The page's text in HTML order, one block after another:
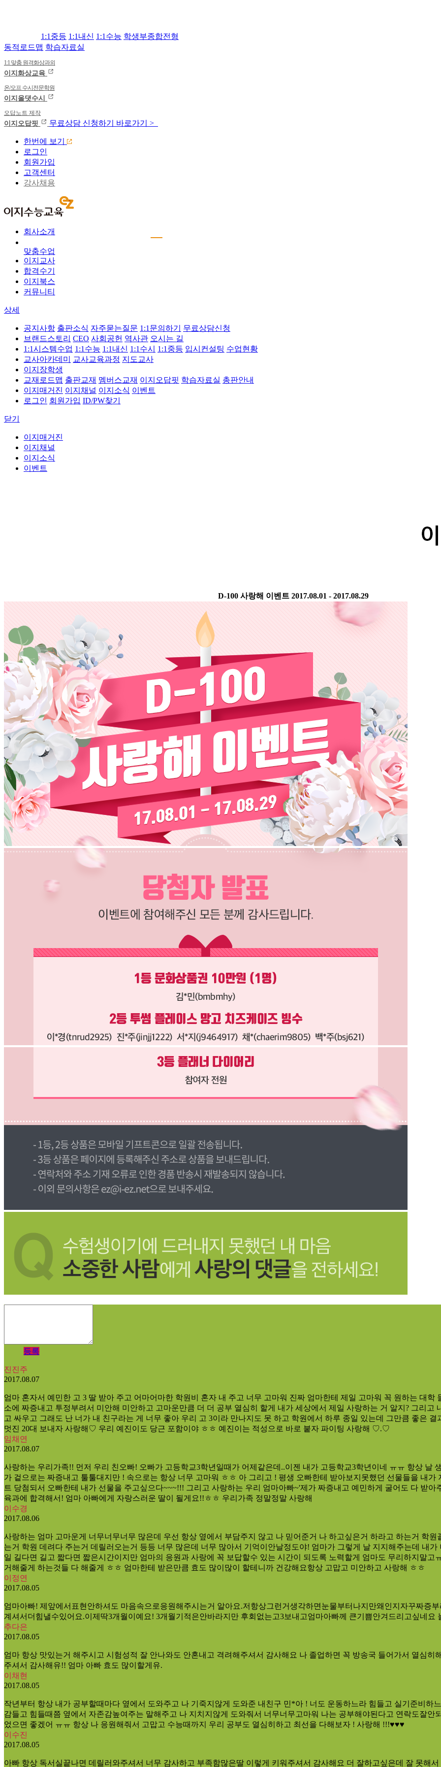
1:1중등 1:1내신 1:1수능 학생부종합전형
동적로드맵 학습자료실
1:1 맞춤 원격화상과외
이지화상교육
온/오프 수시전문학원
이지올댓수시
오답노트 제작
이지오답핏 무료상담 신청하기 바로가기 >
한번에 보기
로그인
회원가입
고객센터
강사채용
회사소개
맞춤수업
이지교사
합격수기
이지북스
커뮤니티
상세
공지사항 출판소식 자주묻는질문 1:1문의하기
무료상담신청
브랜드스토리 CEO 사회공헌 역사관 오시는 길
1:1시스템수업 1:1수능 1:1내신 1:1수시 1:1중등 입시컨설팅 수업현황
교사아카데미
교사교육과정 지도교사
이지장학생
교재로드맵 출판교재 멤버스교재 이지오답핏 학습자료실 총판안내
이지매거진 이지채널 이지소식 이벤트
로그인 회원가입 ID/PW찾기
닫기
이지매거진
이지채널
이지소식
이벤트
D-100 사랑해 이벤트 2017.08.01 - 2017.08.29
등록
진진주
2017.08.07
엄마 혼자서 예민한 고 3 딸 받아 주고 어마어마한 학원비 혼자 내 주고 너무 고마워 진짜 엄마한테 제일 고마워 꼭 원하는 대
소에 짜증내고 투정부려서 미안해 미안하고 고마운만큼 더 더 공부 열심히 할게 내가 세상에서 제일 사랑하는 거 알지? 그리고
고 싸우고 그래도 난 너가 내 친구라는 게 너무 좋아 우리 고 3이라 만나지도 못 하고 학원에서 하루 종일 있는데 그만큼 좋은
멋진 20대 보내자 사랑해♡ 우리 예진이도 당근 포함이야 ㅎㅎ 예진이는 적성으로 바로 붙자 파이팅 사랑해 ♡.♡
임채연
2017.08.07
사랑하는 우리가족!! 먼저 우리 친오빠! 오빠가 고등학교3학년일때가 어제같은데..이젠 내가 고등학교3학년이네 ㅠㅠ 항상 날
가 겉으로는 짜증내고 툴툴대지만 ! 속으로는 항상 너무 고마워 ㅎㅎ 아 그리고 ! 평생 오빠한테 받아보지못했던 선물들을 내
트 당첨되서 오빠한테 내가 선물을 주고싶으다~~~!!! 그리고 사랑하는 우리 엄마아빠~'제가 짜증내고 예민하게 굴어도 다 받
육과에 합격해서! 엄마 아빠에게 자랑스러운 딸이 될게요!!ㅎㅎ 우리가족 정말정말 사랑해
이수경
2017.08.06
사랑하는 엄마 고마운게 너무너무너무 많은데 우선 항상 옆에서 부담주지 않고 나 믿어준거 나 하고싶은거 하라고 하는거 학
는거 학원 데려다 주는거 데릴러오는거 등등 너무 많은데 너무 많아서 기억이안날정도야! 엄마가 그렇게 날 지지해주는데 내
일 길다면 길고 짧다면 짧은시간이지만 엄마의 응원과 사랑에 꼭 보답할수 있는 시간이 되도록 노력할게 엄마도 무리하지말
거해줄게 하는것들 다 해줄게 ㅎㅎ 엄마한테 받은만큼 효도 많이많이 할테니까 건강해요항상 고맙고 미안하고 사랑해 ㅎㅎ
이정연
2017.08.05
엄마아빠! 제앞에서표현안하셔도 마음속으로응원해주시는거 알아요.저항상그런거생각하면눈물부터나지만왜인지자꾸짜증
계셔서더힘낼수있어요.이제딱3개월이예요! 3개월기적은안바라지만 후회없는고3보내고엄마아빠께 큰기쁨안겨드리고싶네요
추다은
2017.08.05
엄마 항상 맛있는거 해주시고 시험성적 잘 안나와도 안혼내고 격려해주셔서 감사해요 나 졸업하면 꼭 방송국 들어가서 열심
주셔서 감사해유!! 엄마 아빠 효도 많이할게유.
이채현
2017.08.05
작년부터 항상 내가 공부할때마다 옆에서 도와주고 나 기죽지않게 도와준 내친구 민*아 ! 너도 운동하느라 힘들고 실기준비하
감들고 힘들때쯤 옆에서 자존감높여주는 말해주고 나 지치지않게 도와줘서 너무너무고마워 나는 공부해야된다고 연락도잘
었으면 좋겠어 ㅠㅠ 항상 나 응원해줘서 고맙고 수능때까지 우리 공부도 열심히하고 최선을 다해보자 ! 사랑해 !!!♥♥♥
이수진
2017.08.05
아빠 항상 독서실끝나면 데릴러와주셔서 너무 감사하고 부족함많은딸 이렇게 키워주셔서 감사해요 더 잘하고싶은데 잘 못해